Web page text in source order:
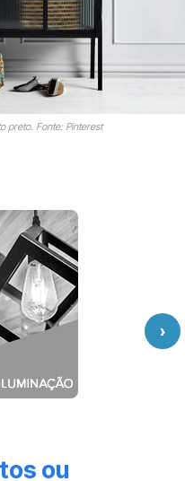
preto. Fonte: Pinterest
›
ou